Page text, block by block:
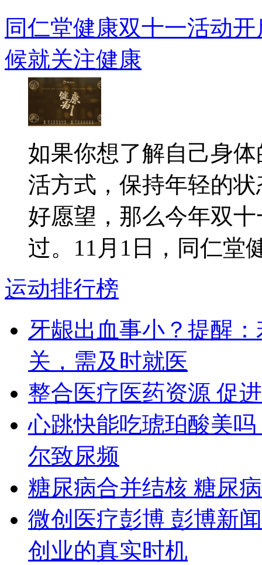
同仁堂健康双十一活动
候就关注健康
如果你想了解自己身
活方式，保持年轻的
好愿望，那么今年双
过。11月1日，同仁堂
运动排行榜
牙龈出血事小？提醒
关，需及时就医
整合医疗医药资源 促
心跳快能吃琥珀酸美
尔致尿频
糖尿病合并结核 糖尿
微创医疗彭博 彭博新
创业的真实时机